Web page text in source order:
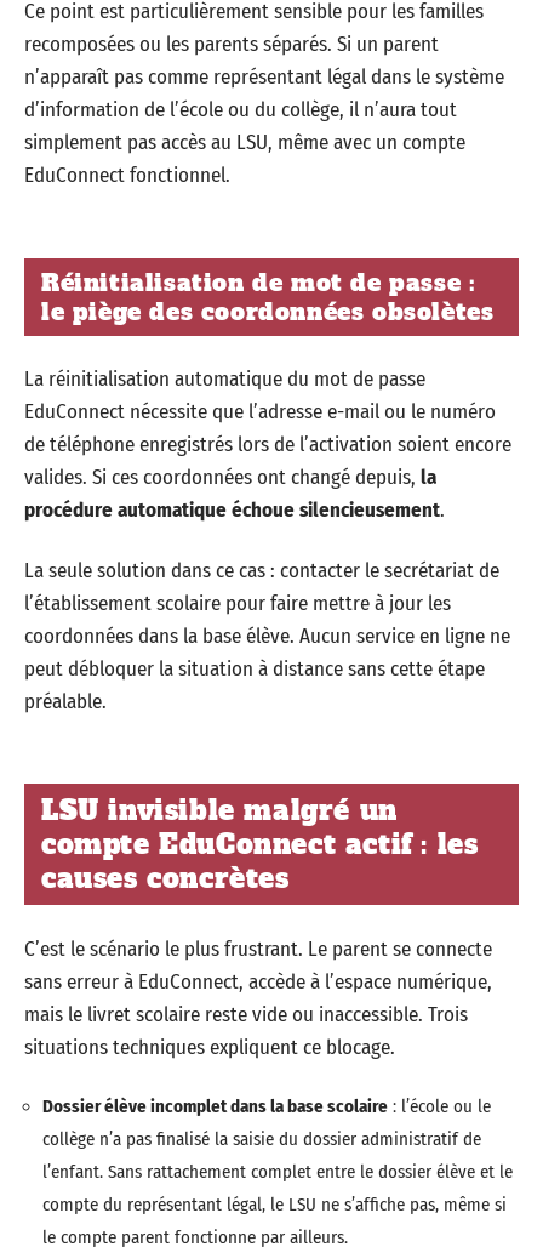
Ce point est particulièrement sensible pour les familles
recomposées ou les parents séparés. Si un parent
n’apparaît pas comme représentant légal dans le système
d’information de l’école ou du collège, il n’aura tout
simplement pas accès au LSU, même avec un compte
EduConnect fonctionnel.
Réinitialisation de mot de passe :
le piège des coordonnées obsolètes
La réinitialisation automatique du mot de passe
EduConnect nécessite que l’adresse e-mail ou le numéro
de téléphone enregistrés lors de l’activation soient encore
valides. Si ces coordonnées ont changé depuis, la
procédure automatique échoue silencieusement.
La seule solution dans ce cas : contacter le secrétariat de
l’établissement scolaire pour faire mettre à jour les
coordonnées dans la base élève. Aucun service en ligne ne
peut débloquer la situation à distance sans cette étape
préalable.
LSU invisible malgré un
compte EduConnect actif : les
causes concrètes
C’est le scénario le plus frustrant. Le parent se connecte
sans erreur à EduConnect, accède à l’espace numérique,
mais le livret scolaire reste vide ou inaccessible. Trois
situations techniques expliquent ce blocage.
Dossier élève incomplet dans la base scolaire : l’école ou le
collège n’a pas finalisé la saisie du dossier administratif de
l’enfant. Sans rattachement complet entre le dossier élève et le
compte du représentant légal, le LSU ne s’affiche pas, même si
le compte parent fonctionne par ailleurs.